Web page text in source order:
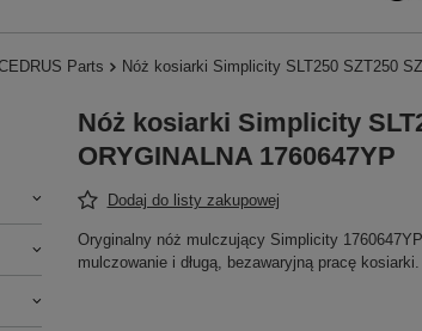
Parts Nóż kosiarki Simplicity SLT250 SZT250
Nóż kosiarki Simplicity
ORYGINALNA 1760647YP
Dodaj do listy zakupowej
Oryginalny nóż mulczujący Simplicity
mulczowanie i długą, bezawaryjną pracę kosiarki.